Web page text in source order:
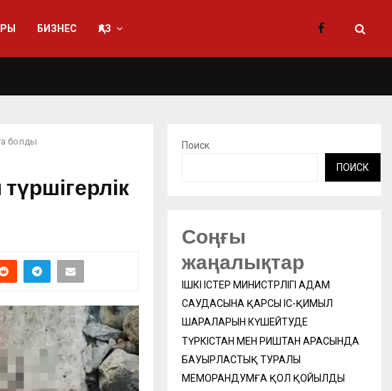
БИЗНЕС ҚАЗ
болды
Поиск
ПОИСК
Соңғы
жаңалықтар
ІШКІ ІСТЕР МИНИСТРЛІГІ АДАМ
САУДАСЫНА ҚАРСЫ ІС-ҚИМЫЛ
ШАРАЛАРЫН КҮШЕЙТУДЕ
ТҮРКІСТАН МЕН РИШТАН АРАСЫНДА
БАУЫРЛАСТЫҚ ТУРАЛЫ
МЕМОРАНДУМҒА ҚОЛ ҚОЙЫЛДЫ